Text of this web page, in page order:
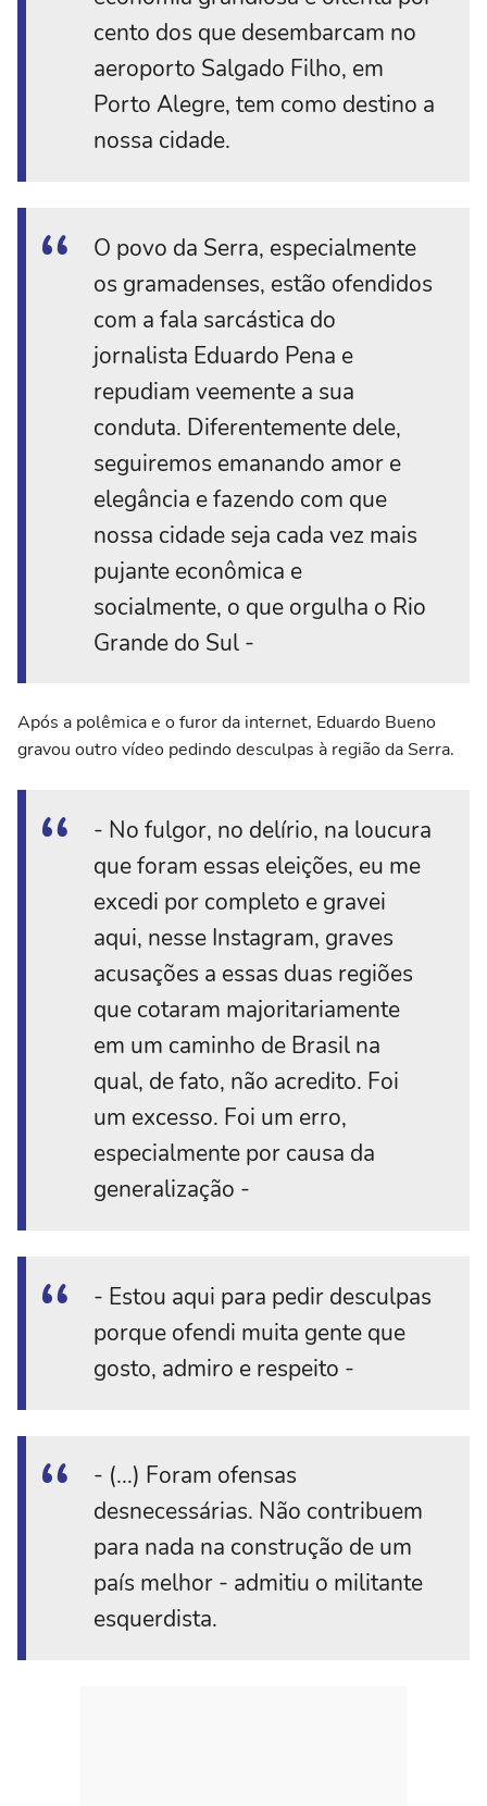
cento dos que desembarcam no
aeroporto Salgado Filho, em
Porto Alegre, tem como destino a
nossa cidade.
O povo da Serra, especialmente
os gramadenses, estão ofendidos
com a fala sarcástica do
jornalista Eduardo Pena e
repudiam veemente a sua
conduta. Diferentemente dele,
seguiremos emanando amor e
elegância e fazendo com que
nossa cidade seja cada vez mais
pujante econômica e
socialmente, o que orgulha o Rio
Grande do Sul -
Após a polêmica e o furor da internet, Eduardo Bueno
gravou outro vídeo pedindo desculpas à região da Serra.
- No fulgor, no delírio, na loucura
que foram essas eleições, eu me
excedi por completo e gravei
aqui, nesse Instagram, graves
acusações a essas duas regiões
que cotaram majoritariamente
em um caminho de Brasil na
qual, de fato, não acredito. Foi
um excesso. Foi um erro,
especialmente por causa da
generalização -
- Estou aqui para pedir desculpas
porque ofendi muita gente que
gosto, admiro e respeito -
- (...) Foram ofensas
desnecessárias. Não contribuem
para nada na construção de um
país melhor - admitiu o militante
esquerdista.